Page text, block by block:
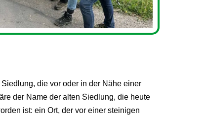
die vor oder in der Nähe einer
der Name der alten Siedlung, die heute
ist: ein Ort, der vor einer steinigen